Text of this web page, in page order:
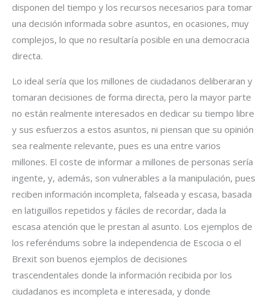
disponen del tiempo y los recursos necesarios para tomar
una decisión informada sobre asuntos, en ocasiones, muy
complejos, lo que no resultaría posible en una democracia
directa.
Lo ideal sería que los millones de ciudadanos deliberaran y
tomaran decisiones de forma directa, pero la mayor parte
no están realmente interesados en dedicar su tiempo libre
y sus esfuerzos a estos asuntos, ni piensan que su opinión
sea realmente relevante, pues es una entre varios
millones. El coste de informar a millones de personas sería
ingente, y, además, son vulnerables a la manipulación, pues
reciben información incompleta, falseada y escasa, basada
en latiguillos repetidos y fáciles de recordar, dada la
escasa atención que le prestan al asunto. Los ejemplos de
los referéndums sobre la independencia de Escocia o el
Brexit son buenos ejemplos de decisiones
trascendentales donde la información recibida por los
ciudadanos es incompleta e interesada, y donde